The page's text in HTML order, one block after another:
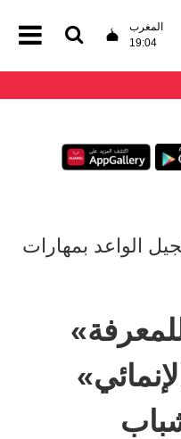
المغرب
19:04
الجيل الواعد بمهارات